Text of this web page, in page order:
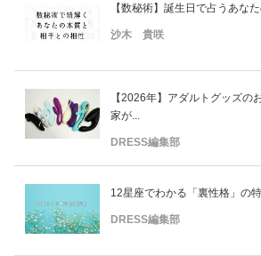
【数秘術】誕生日で占うあな
沙木 貴咲
【2026年】アダルトグッズの
家が...
DRESS編集部
12星座でわかる「裏性格」の
DRESS編集部